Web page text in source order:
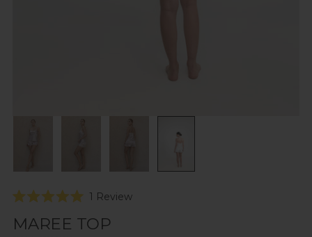
5.0
out
1 ReviewClick
MAREE TOP